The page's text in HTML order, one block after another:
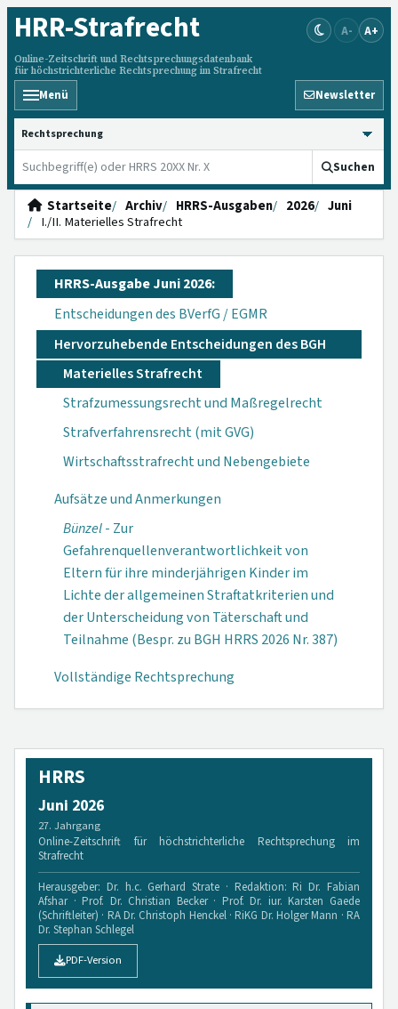
HRR-Strafrecht
Online-Zeitschrift und Rechtsprechungsdatenbank
für höchstrichterliche Rechtsprechung im Strafrecht
A- A+
Menü Newsletter
HRRS durchsuchen
Suchen
Startseite Archiv HRRS-Ausgaben 2026
Juni
I./II. Materielles Strafrecht
HRRS-Ausgabe Juni 2026:
Entscheidungen des BVerfG / EGMR
Hervorzuhebende Entscheidungen des BGH
Materielles Strafrecht
Strafzumessungsrecht und Maßregelrecht
Strafverfahrensrecht (mit GVG)
Wirtschaftsstrafrecht und Nebengebiete
Aufsätze und Anmerkungen
Bünzel- Zur
Gefahrenquellenverantwortlichkeit von
Eltern für ihre minderjährigen Kinder im
Lichte der allgemeinen Straftatkriterien und
der Unterscheidung von Täterschaft und
Teilnahme (Bespr. zu BGH HRRS 2026 Nr. 387)
Vollständige Rechtsprechung
HRRS
Juni 2026
27. Jahrgang
Online-Zeitschrift für höchstrichterliche Rechtsprechung im
Strafrecht
Herausgeber: Dr. h.c. Gerhard Strate · Redaktion: Ri Dr. Fabian
Afshar · Prof. Dr. Christian Becker · Prof. Dr. iur. Karsten Gaede
(Schriftleiter) · RA Dr. Christoph Henckel · RiKG Dr. Holger Mann · RA
Dr. Stephan Schlegel
PDF-Version